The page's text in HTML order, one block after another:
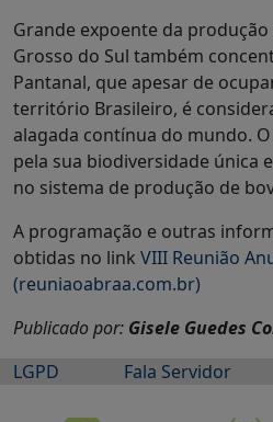
Grande expoente da
Grosso do Sul também
Pantanal, que apesar de
território Brasileiro, é
alagada contínua do mundo.
pela sua biodiversidade única
no sistema de produção de
A programação e outras
obtidas no link VIII Reunião
(reuniaoabraa.com.br)
Publicado por: Gisele Guedes
LGPD
Fala Servidor